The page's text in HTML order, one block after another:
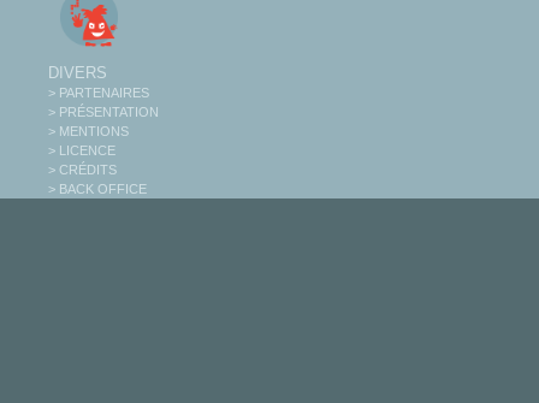
DIVERS
> PARTENAIRES
> PRÉSENTATION
> MENTIONS
> LICENCE
> CRÉDITS
> BACK OFFICE